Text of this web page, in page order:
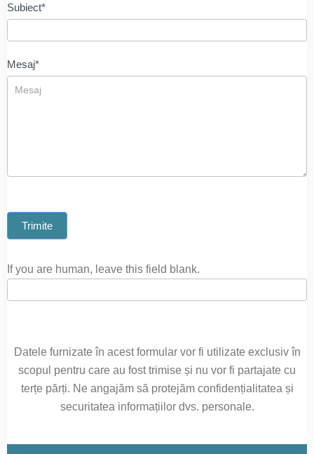
Subiect*
Mesaj*
Trimite
If you are human, leave this field blank.
Datele furnizate în acest formular vor fi utilizate exclusiv în
scopul pentru care au fost trimise și nu vor fi partajate cu
terțe părți. Ne angajăm să protejăm confidențialitatea și
securitatea informațiilor dvs. personale.